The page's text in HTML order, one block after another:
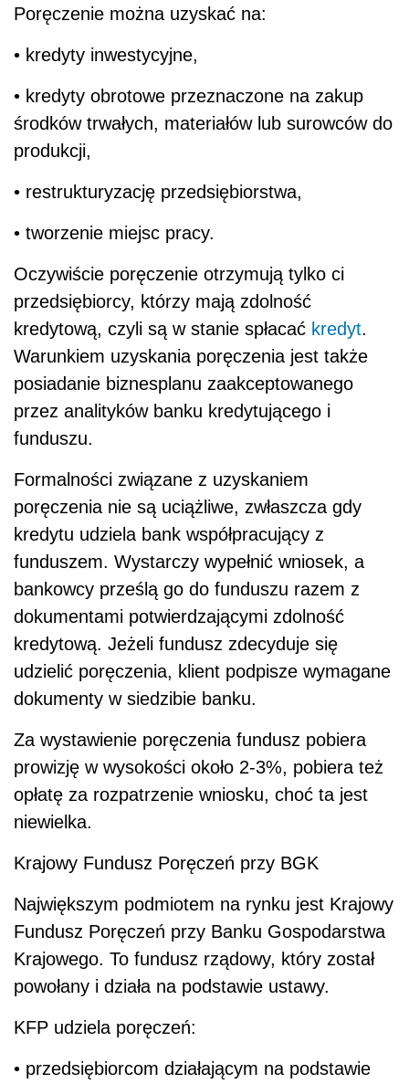
Poręczenie można uzyskać na:
• kredyty inwestycyjne,
• kredyty obrotowe przeznaczone na zakup
środków trwałych, materiałów lub surowców do
produkcji,
• restrukturyzację przedsiębiorstwa,
• tworzenie miejsc pracy.
Oczywiście poręczenie otrzymują tylko ci
przedsiębiorcy, którzy mają zdolność
kredytową, czyli są w stanie spłacać kredyt.
Warunkiem uzyskania poręczenia jest także
posiadanie biznesplanu zaakceptowanego
przez analityków banku kredytującego i
funduszu.
Formalności związane z uzyskaniem
poręczenia nie są uciążliwe, zwłaszcza gdy
kredytu udziela bank współpracujący z
funduszem. Wystarczy wypełnić wniosek, a
bankowcy prześlą go do funduszu razem z
dokumentami potwierdzającymi zdolność
kredytową. Jeżeli fundusz zdecyduje się
udzielić poręczenia, klient podpisze wymagane
dokumenty w siedzibie banku.
Za wystawienie poręczenia fundusz pobiera
prowizję w wysokości około 2-3%, pobiera też
opłatę za rozpatrzenie wniosku, choć ta jest
niewielka.
Krajowy Fundusz Poręczeń przy BGK
Największym podmiotem na rynku jest Krajowy
Fundusz Poręczeń przy Banku Gospodarstwa
Krajowego. To fundusz rządowy, który został
powołany i działa na podstawie ustawy.
KFP udziela poręczeń:
• przedsiębiorcom działającym na podstawie